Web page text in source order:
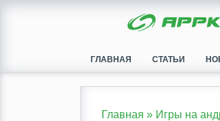
ГЛАВНАЯ СТАТЬИ
Главная » Игры на